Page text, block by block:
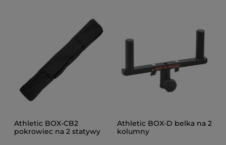
Athletic BOX-CB2
pokrowiec na 2 statywy
Athletic BOX-D belka na 2
kolumny